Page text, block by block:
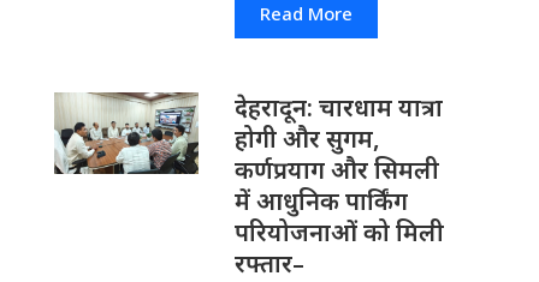
Read More
देहरादून: चारधाम यात्रा
होगी और सुगम,
कर्णप्रयाग और सिमली
में आधुनिक पार्किंग
परियोजनाओं को मिली
रफ्तार–